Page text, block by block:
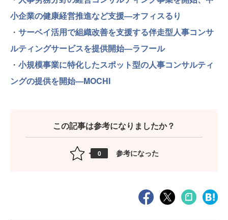
小企業の健康経営推進など支援―オフィスるり
・ サーベイ活用で組織改善を支援する伴走型人事コンサ
ルティングサービスを提供開始―ラフール
・ 小規模事業に特化したスポット型の人事コンサルティ
ングの提供を開始―MOCHI
この記事は参考になりましたか？
0 参考になった